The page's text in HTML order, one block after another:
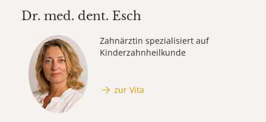
Dr. med. dent. Esch
Zahnärztin spezialisiert auf
Kinderzahnheilkunde
zur Vita